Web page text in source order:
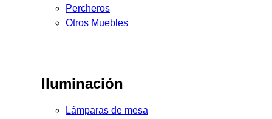
Percheros
Otros Muebles
Iluminación
Lámparas de mesa